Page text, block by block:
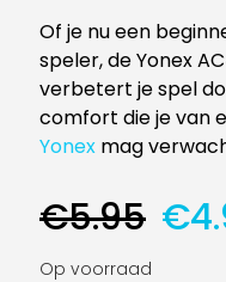
Of je nu een
speler, de Yonex
verbetert je spel
comfort die je van
Yonex mag
€5.95 €
Op voorraad